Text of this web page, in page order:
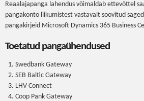
Reaalajapanga lahendus võimaldab ettevõttel
pangakonto liikumistest vastavalt soovitud
pangakirjeid Microsoft Dynamics 365 Business
Toetatud pangaühendused
Swedbank Gateway
SEB Baltic Gateway
LHV Connect
Coop Pank Gateway